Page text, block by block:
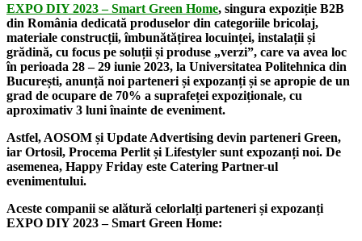
EXPO DIY 2023 – Smart Green Home, singura expoziție B2B
din România dedicată produselor din categoriile bricolaj,
materiale construcții, îmbunătățirea locuinței, instalații și
grădină, cu focus pe soluții și produse „verzi”, care va avea loc
în perioada 28 – 29 iunie 2023, la Universitatea Politehnica din
București, anunță noi parteneri și expozanți și se apropie de un
grad de ocupare de 70% a suprafeței expoziționale, cu
aproximativ 3 luni înainte de eveniment.
Astfel, AOSOM și Update Advertising devin parteneri Green,
iar Ortosil, Procema Perlit și Lifestyler sunt expozanți noi. De
asemenea, Happy Friday este Catering Partner-ul
evenimentului.
Aceste companii se alătură celorlalți parteneri și expozanți
EXPO DIY 2023 – Smart Green Home: